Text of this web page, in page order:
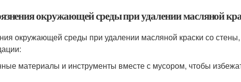
окружающей среды при удалении масляной
окружающей среды при удалении масляной краски со стены,
материалы и инструменты вместе с мусором, чтобы